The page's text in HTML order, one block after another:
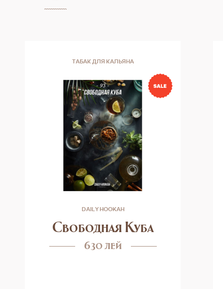
ТАБАК ДЛЯ КАЛЬЯНА
DAILY HOOKAH
Свободная Куба
630 лей